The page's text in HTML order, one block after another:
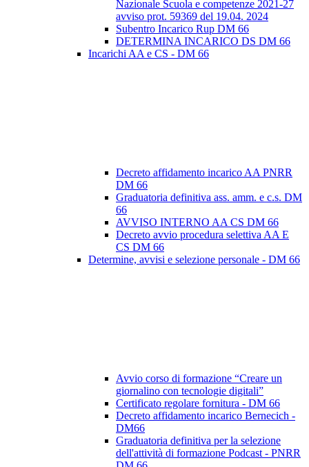
Nazionale Scuola e competenze 2021-27
avviso prot. 59369 del 19.04. 2024
Subentro Incarico Rup DM 66
DETERMINA INCARICO DS DM 66
Incarichi AA e CS - DM 66
Decreto affidamento incarico AA PNRR
DM 66
Graduatoria definitiva ass. amm. e c.s. DM
66
AVVISO INTERNO AA CS DM 66
Decreto avvio procedura selettiva AA E
CS DM 66
Determine, avvisi e selezione personale - DM 66
Avvio corso di formazione “Creare un
giornalino con tecnologie digitali”
Certificato regolare fornitura - DM 66
Decreto affidamento incarico Bernecich -
DM66
Graduatoria definitiva per la selezione
dell'attività di formazione Podcast - PNRR